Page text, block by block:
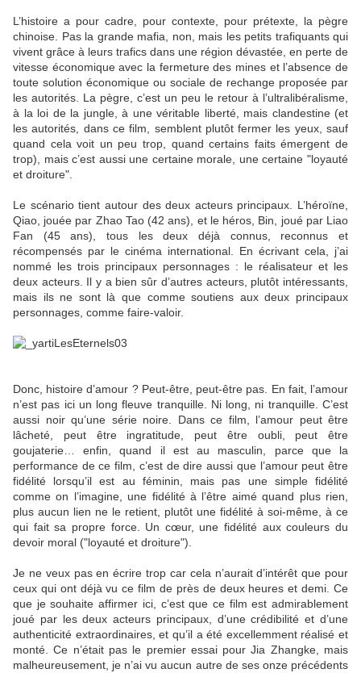
L’histoire a pour cadre, pour contexte, pour prétexte, la pègre
chinoise. Pas la grande mafia, non, mais les petits trafiquants qui
vivent grâce à leurs trafics dans une région dévastée, en perte de
vitesse économique avec la fermeture des mines et l’absence de
toute solution économique ou sociale de rechange proposée par
les autorités. La pègre, c’est un peu le retour à l’ultralibéralisme,
à la loi de la jungle, à une véritable liberté, mais clandestine (et
les autorités, dans ce film, semblent plutôt fermer les yeux, sauf
quand cela voit un peu trop, quand certains faits émergent de
trop), mais c’est aussi une certaine morale, une certaine "loyauté
et droiture".
Le scénario tient autour des deux acteurs principaux. L’héroïne,
Qiao, jouée par Zhao Tao (42 ans), et le héros, Bin, joué par Liao
Fan (45 ans), tous les deux déjà connus, reconnus et
récompensés par le cinéma international. En écrivant cela, j’ai
nommé les trois principaux personnages : le réalisateur et les
deux acteurs. Il y a bien sûr d’autres acteurs, plutôt intéressants,
mais ils ne sont là que comme soutiens aux deux principaux
personnages, comme faire-valoir.
Donc, histoire d’amour ? Peut-être, peut-être pas. En fait, l’amour
n’est pas ici un long fleuve tranquille. Ni long, ni tranquille. C’est
aussi noir qu’une série noire. Dans ce film, l’amour peut être
lâcheté, peut être ingratitude, peut être oubli, peut être
goujaterie… enfin, quand il est au masculin, parce que la
performance de ce film, c’est de dire aussi que l’amour peut être
fidélité lorsqu’il est au féminin, mais pas une simple fidélité
comme on l’imagine, une fidélité à l’être aimé quand plus rien,
plus aucun lien ne le retient, plutôt une fidélité à soi-même, à ce
qui fait sa propre force. Un cœur, une fidélité aux couleurs du
devoir moral ("loyauté et droiture").
Je ne veux pas en écrire trop car cela n’aurait d’intérêt que pour
ceux qui ont déjà vu ce film de près de deux heures et demi. Ce
que je souhaite affirmer ici, c’est que ce film est admirablement
joué par les deux acteurs principaux, d’une crédibilité et d’une
authenticité extraordinaires, et qu’il a été excellemment réalisé et
monté. Ce n’était pas le premier essai pour Jia Zhangke, mais
malheureusement, je n’ai vu aucun autre de ses onze précédents